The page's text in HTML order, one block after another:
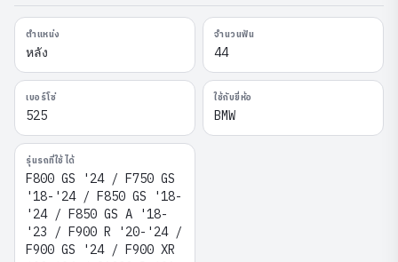
ตำแหน่ง
หลัง
จำนวนฟัน
44
เบอร์โซ่
525
ใช้กับยี่ห้อ
BMW
รุ่นรถที่ใช้ได้
F800 GS '24 / F750 GS
'18-'24 / F850 GS '18-
'24 / F850 GS A '18-
'23 / F900 R '20-'24 /
F900 GS '24 / F900 XR